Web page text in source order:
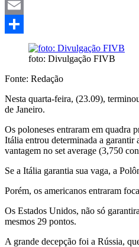
Mastodon
Email
foto: Divulgação FIVB
Fonte: Redação
Nesta quarta-feira, (23.09),
de Janeiro.
Os poloneses entraram em quadra
Itália entrou determinada a garantir
vantagem no set average (3,750
Se a Itália garantia sua vaga, a
Porém, os americanos entraram
Os Estados Unidos, não só
mesmos 29 pontos.
A grande decepção foi a Rússia,